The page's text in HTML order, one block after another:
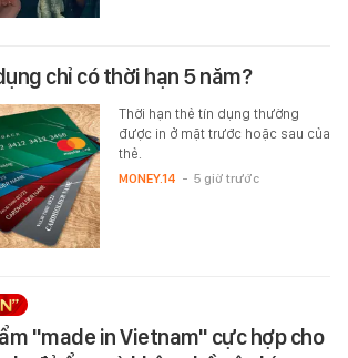
chỉ có thời hạn 5 năm?
Thời hạn thẻ tín dụng thường
được in ở mặt trước hoặc sau của
thẻ.
MONEY.14 - 5 giờ trước
"made in Vietnam" cực hợp cho